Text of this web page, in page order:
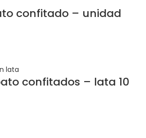
confitado – unidad
confitados – lata 10